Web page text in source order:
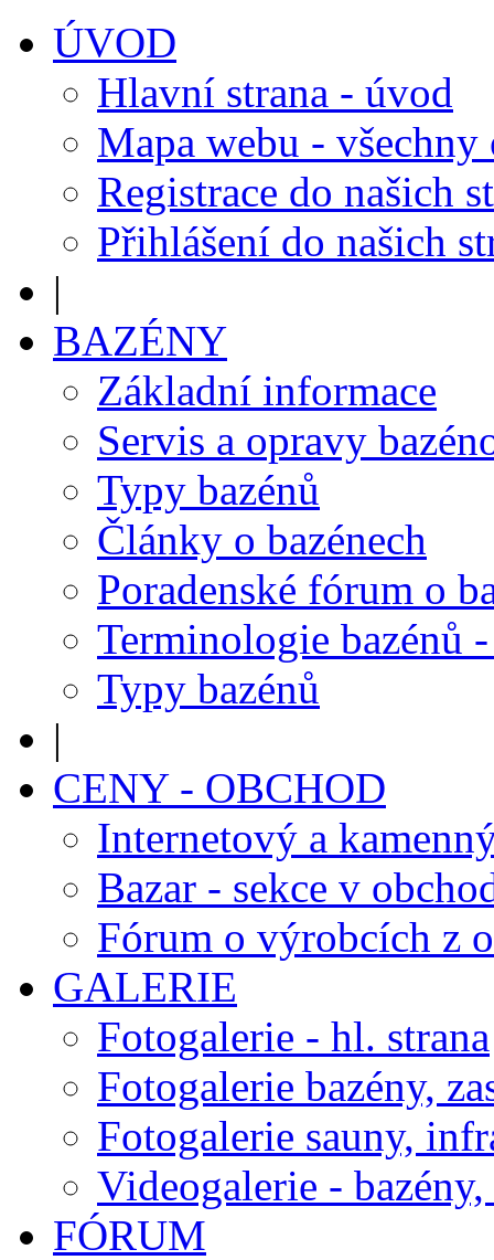
ÚVOD
Hlavní strana - úvod
Mapa webu - všechny
Registrace do našich
Přihlášení do našich
|
BAZÉNY
Základní informace
Servis a opravy
Typy bazénů
Články o bazénech
Poradenské fórum o
Terminologie bazénů
Typy bazénů
|
CENY - OBCHOD
Internetový a
Bazar - sekce v
Fórum o výrobcích z
GALERIE
Fotogalerie - hl. strana
Fotogalerie bazény,
Fotogalerie sauny,
Videogalerie - bazény,
FÓRUM